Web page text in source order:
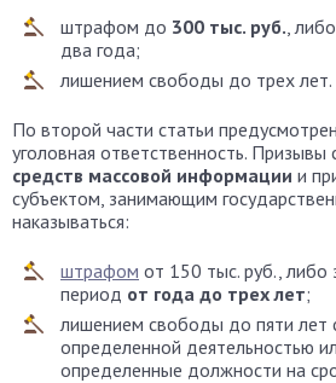
штрафом до 300 тыс. руб. ,
два года;
лишением свободы до трех лет.
По второй части статьи
уголовная ответственность. Призывы
средств массовой информации и
субъектом, занимающим
наказываться:
штрафом от 150 тыс. руб., либо
период от года до трех лет;
лишением свободы до пяти лет
определенной деятельностью
определенные должности на